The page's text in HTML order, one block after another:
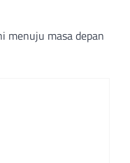
menuju masa depan